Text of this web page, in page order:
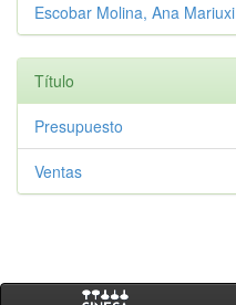
Escobar Molina, Ana Mariuxi
Título
Presupuesto
Ventas